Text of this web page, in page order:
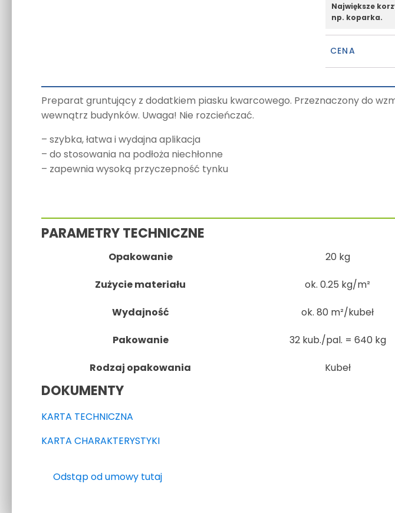
Największe
np. koparka.
CENA
Preparat gruntujący z dodatkiem piasku kwarcowego. Przeznaczony do
wewnątrz budynków. Uwaga! Nie rozcieńczać.
– szybka, łatwa i wydajna aplikacja
– do stosowania na podłoża niechłonne
– zapewnia wysoką przyczepność tynku
PARAMETRY TECHNICZNE
Opakowanie 20 kg
Zużycie materiału ok. 0.25 kg/m²
Wydajność ok. 80 m²/kubeł
Pakowanie 32 kub./pal. = 640 kg
Rodzaj opakowania Kubeł
DOKUMENTY
KARTA TECHNICZNA
KARTA CHARAKTERYSTYKI
Odstąp od umowy tutaj